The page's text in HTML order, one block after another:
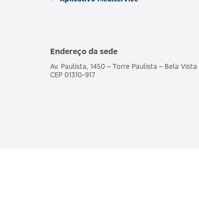
Endereço da sede
Av. Paulista, 1450 – Torre Paulista – Bela Vista
CEP 01310-917